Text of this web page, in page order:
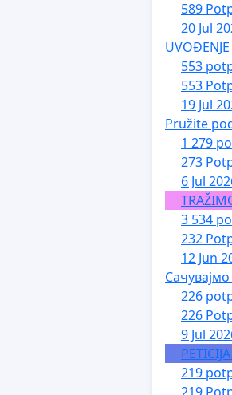
589
20 Jul
553
553
19 Jul
Pružite
1 279
273
6 Jul
3 534
232
12 Jun
226
226
9 Jul
219